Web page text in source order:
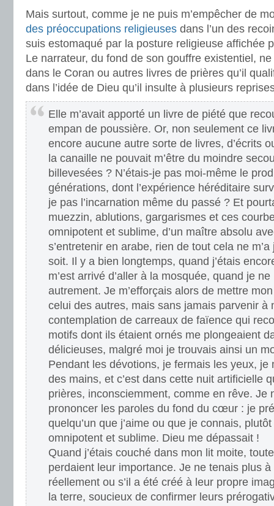
Mais surtout, comme je ne puis m’empêcher de
des préoccupations religieuses dans l’un des
suis estomaqué par la posture religieuse affichée
Le narrateur, du fond de son gouffre existentiel,
dans le Coran ou autres livres de prières qu’il
dans l’idée de Dieu qu’il insulte à plusieurs
Elle m’avait apporté un livre de piété que
empan de poussière. Or, non seulement ce
encore aucune autre sorte de livres, d’écrits
la canaille ne pouvait m’être du moindre
billevesées ? N’étais-je pas moi-même le
générations, dont l’expérience héréditaire
je pas l’incarnation même du passé ? Et
muezzin, ablutions, gargarismes et ces
omnipotent et sublime, d’un maître absolu
s’entretenir en arabe, rien de tout cela ne
soit. Il y a bien longtemps, quand j’étais
m’est arrivé d’aller à la mosquée, quand je
autrement. Je m’efforçais alors de mettre
celui des autres, mais sans jamais parvenir à
contemplation de carreaux de faïence qui
motifs dont ils étaient ornés me plongeaient
délicieuses, malgré moi je trouvais ainsi un
Pendant les dévotions, je fermais les yeux, je
des mains, et c’est dans cette nuit artificielle
prières, inconsciemment, comme en rêve. Je
prononcer les paroles du fond du cœur : je
quelqu’un que j’aime ou que je connais,
omnipotent et sublime. Dieu me dépassait !
Quand j’étais couché dans mon lit moite,
perdaient leur importance. Je ne tenais plus
réellement ou s’il a été créé à leur propre
la terre, soucieux de confirmer leurs